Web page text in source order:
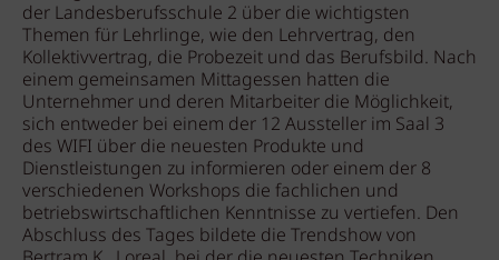
der Landesberufsschule 2 über die wichtigsten
Themen für Lehrlinge, wie den Lehrvertrag, den
Kollektivvertrag, die Probezeit und das Berufsbild. Nach
einem gemeinsamen Mittagessen hatten die
Unternehmer und deren Mitarbeiter die Möglichkeit,
sich entweder bei einem der 12 Aussteller im Saal 3
des WIFI über die neuesten Produkte und
Dienstleistungen zu informieren oder einem der 8
verschiedenen Workshops die fachlichen und
betriebswirtschaftlichen Kenntnisse zu vertiefen. Den
Abschluss des Tages bildete die Trendshow von